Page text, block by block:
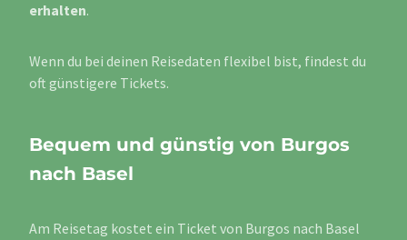
erhalten.
Wenn du bei deinen Reisedaten flexibel bist, findest du
oft günstigere Tickets.
Bequem und günstig von Burgos
nach Basel
Am Reisetag kostet ein Ticket von Burgos nach Basel